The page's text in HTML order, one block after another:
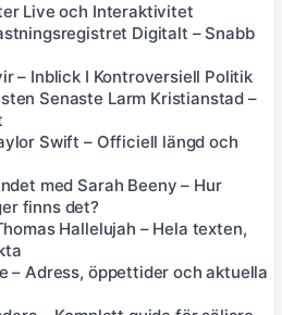
Live och Interaktivitet
Digitalt – Snabb
– Inblick I Kontroversiell Politik
Senaste Larm Kristianstad –
Swift – Officiell längd och
med Sarah Beeny – Hur
finns det?
Hallelujah – Hela texten,
– Adress, öppettider och aktuella